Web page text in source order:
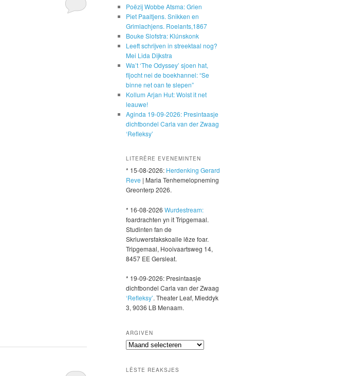
Poëzij Wobbe Atsma: Grien
Piet Paaltjens. Snikken en
Grimlachjens. Roelants,1867
Bouke Slofstra: Klúnskonk
Leeft schrijven in streektaal nog?
Mei Lida Dijkstra
Wa’t ‘The Odyssey’ sjoen hat,
fljocht nei de boekhannel: “Se
binne net oan te slepen”
Kollum Arjan Hut: Wolst it net
leauwe!
Aginda 19-09-2026: Presintaasje
dichtbondel Carla van der Zwaag
‘Refleksy’
LITERÊRE EVENEMINTEN
* 15-08-2026: Herdenking Gerard
Reve | Maria Tenhemelopneming
Greonterp 2026.
* 16-08-2026 Wurdestream:
foardrachten yn it Tripgemaal.
Studinten fan de
Skriuwersfakskoalle lêze foar.
Tripgemaal, Hooivaartsweg 14,
8457 EE Gersleat.
* 19-09-2026: Presintaasje
dichtbondel Carla van der Zwaag
‘Refleksy’. Theater Leaf, Mieddyk
3, 9036 LB Menaam.
ARGIVEN
Argiven
LÊSTE REAKSJES